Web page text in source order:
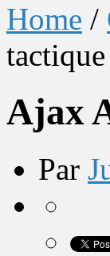
Home /
tactique
Ajax
Par